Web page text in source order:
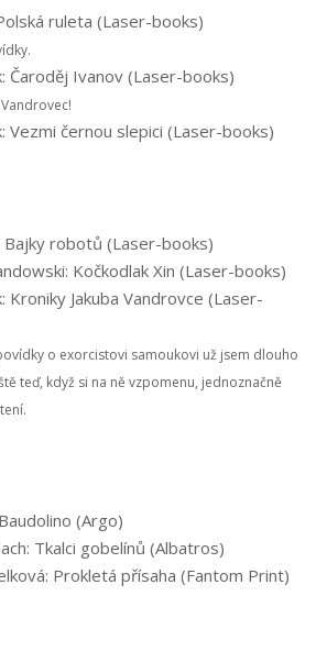
ruleta (Laser-books)
Čaroděj Ivanov (Laser-books)
Vezmi černou slepici (Laser-books)
Bajky robotů (Laser-books)
Kočkodlak Xin (Laser-books)
Kroniky Jakuba Vandrovce (Laser-
o exorcistovi samoukovi už jsem dlouho
teď, když si na ně vzpomenu, jednoznačně
(Argo)
Tkalci gobelínů (Albatros)
Prokletá přísaha (Fantom Print)